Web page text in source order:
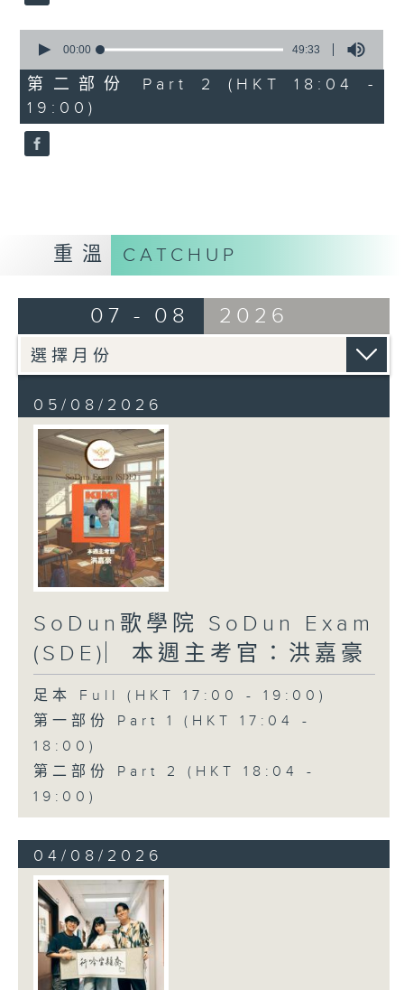
〈SoDun Exam（SDE)〉
本週主考官：洪嘉豪
洪嘉豪 - 一筆滿意
seconds
49
minutes,
33
seconds
00:00 49:33
第二部份 Part 2 (HKT 18:04 -
19:00)
重溫 CATCHUP
07 - 08 2026
05/08/2026
SoDun歌學院 SoDun Exam
(SDE)︳本週主考官：洪嘉豪
足本 Full (HKT 17:00 - 19:00)
第一部份 Part 1 (HKT 17:04 -
18:00)
第二部份 Part 2 (HKT 18:04 -
19:00)
04/08/2026